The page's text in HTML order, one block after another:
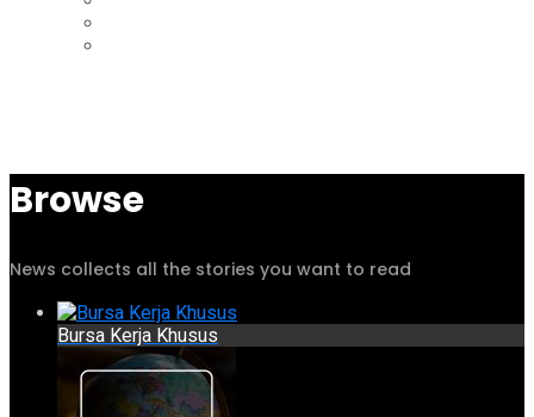
Browse
News collects all the stories you want to read
Bursa Kerja Khusus